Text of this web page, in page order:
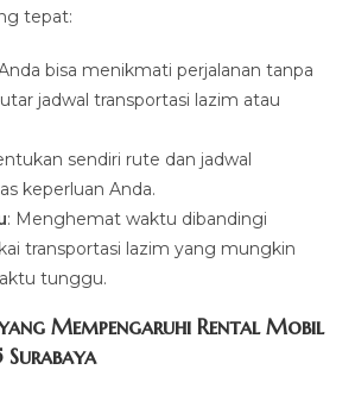
tepat:
bisa menikmati perjalanan tanpa
jadwal transportasi lazim atau
sendiri rute dan jadwal
keperluan Anda.
: Menghemat waktu dibandingi
transportasi lazim yang mungkin
tunggu.
Mempengaruhi Rental Mobil